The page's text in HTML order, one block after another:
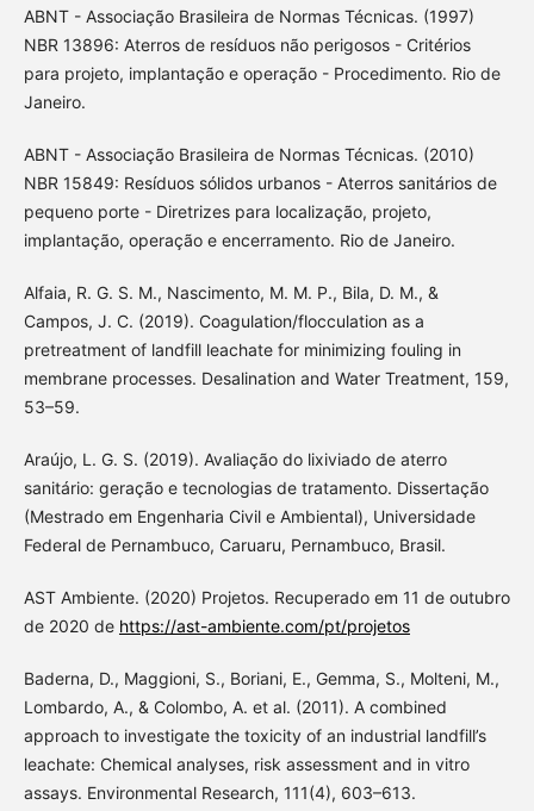
ABNT - Associação Brasileira de Normas Técnicas. (1997)
NBR 13896: Aterros de resíduos não perigosos - Critérios
para projeto, implantação e operação - Procedimento. Rio de
Janeiro.
ABNT - Associação Brasileira de Normas Técnicas. (2010)
NBR 15849: Resíduos sólidos urbanos - Aterros sanitários de
pequeno porte - Diretrizes para localização, projeto,
implantação, operação e encerramento. Rio de Janeiro.
Alfaia, R. G. S. M., Nascimento, M. M. P., Bila, D. M., &
Campos, J. C. (2019). Coagulation/flocculation as a
pretreatment of landfill leachate for minimizing fouling in
membrane processes. Desalination and Water Treatment, 159,
53–59.
Araújo, L. G. S. (2019). Avaliação do lixiviado de aterro
sanitário: geração e tecnologias de tratamento. Dissertação
(Mestrado em Engenharia Civil e Ambiental), Universidade
Federal de Pernambuco, Caruaru, Pernambuco, Brasil.
AST Ambiente. (2020) Projetos. Recuperado em 11 de outubro
de 2020 de https://ast-ambiente.com/pt/projetos
Baderna, D., Maggioni, S., Boriani, E., Gemma, S., Molteni, M.,
Lombardo, A., & Colombo, A. et al. (2011). A combined
approach to investigate the toxicity of an industrial landfill’s
leachate: Chemical analyses, risk assessment and in vitro
assays. Environmental Research, 111(4), 603–613.